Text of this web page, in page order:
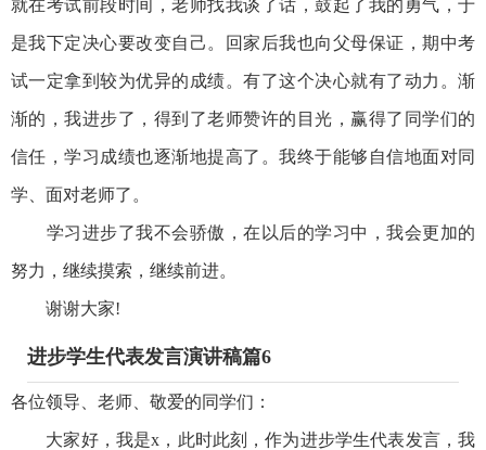
就在考试前段时间，老师找我谈了话，鼓起了我的勇气，于
是我下定决心要改变自己。回家后我也向父母保证，期中考
试一定拿到较为优异的成绩。有了这个决心就有了动力。渐
渐的，我进步了，得到了老师赞许的目光，赢得了同学们的
信任，学习成绩也逐渐地提高了。我终于能够自信地面对同
学、面对老师了。
学习进步了我不会骄傲，在以后的学习中，我会更加的
努力，继续摸索，继续前进。
谢谢大家!
进步学生代表发言演讲稿篇6
各位领导、老师、敬爱的同学们：
大家好，我是x，此时此刻，作为进步学生代表发言，我